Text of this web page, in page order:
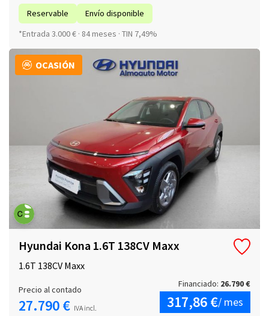
Reservable
Envío disponible
*Entrada 3.000 € · 84 meses · TIN 7,49%
OCASIÓN
Hyundai Kona 1.6T 138CV Maxx
1.6T 138CV Maxx
Precio al contado
27.790 € IVA incl.
Financiado: 26.790 €
317,86 €/ mes